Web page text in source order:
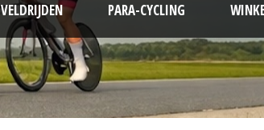
VELDRIJDEN PARA-CYCLING